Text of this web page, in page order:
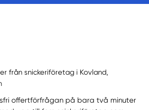
från snickeriföretag i Kovland,
offertförfrågan på bara två minuter